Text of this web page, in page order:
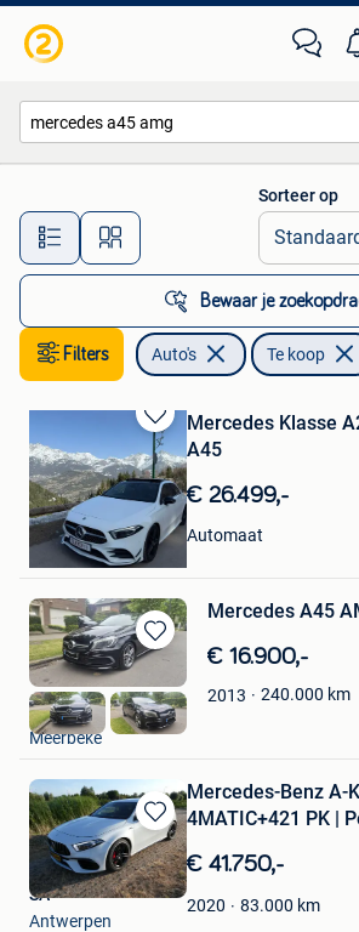
Alle afstanden…
Sorteer op
Bewaar je
Filters Auto's Te koop
Bewaren
in
Mijn
Favorieten
Mercedes Klasse
A45
€ 26.499,-
Automaat
CLR
Feluy
Bewaren
in
Mijn
Favorieten
Mercedes A45
€ 16.900,-
2013 240.000 km
Euro trad
Meerbeke
Bewaren
in
Mijn
Favorieten
Mercedes-Benz A-
4MATIC+421 PK |
€ 41.750,-
2020 83.000 km
SA
Antwerpen